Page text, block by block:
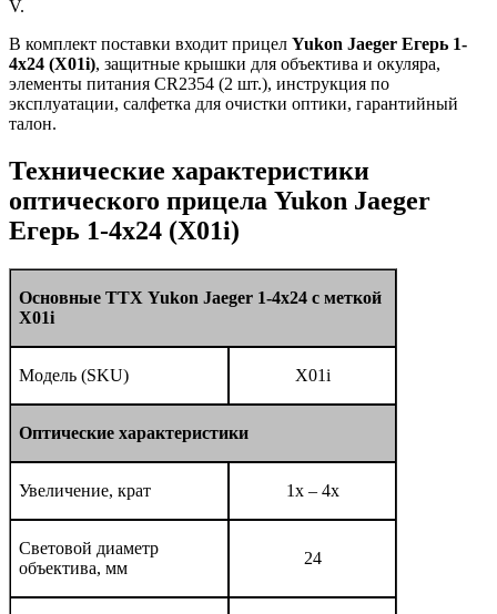
V.
В комплект поставки входит прицел Yukon Jaeger Егерь 1-
4x24 (X01i), защитные крышки для объектива и окуляра,
элементы питания CR2354 (2 шт.), инструкция по
эксплуатации, салфетка для очистки оптики, гарантийный
талон.
Технические характеристики
оптического прицела Yukon Jaeger
Егерь 1-4x24 (X01i)
Основные ТТХ Yukon Jaeger 1-4x24 с меткой
X01i
Модель (SKU) X01i
Оптические характеристики
Увеличение, крат 1x – 4x
Световой диаметр
объектива, мм
24